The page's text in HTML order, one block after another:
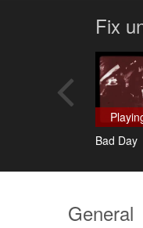
Fix
Bad Day
General